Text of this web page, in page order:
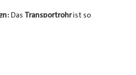
Das Transportrohrist so
und einfach transportieren kann